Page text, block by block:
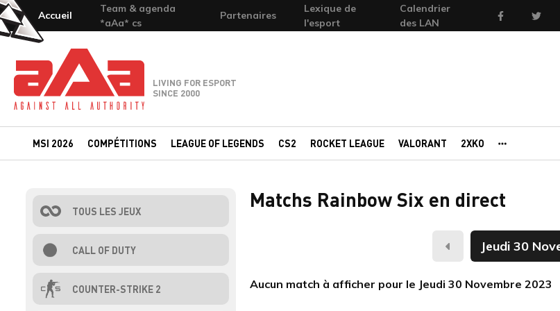
Accueil
Team & agenda
*aAa* cs
Partenaires
Lexique de
l'esport
Calendrier
des LAN
FacebookTwitter
Team-aAa - against All authority
LIVING FOR ESPORT
SINCE 2000
MSI 2026 COMPÉTITIONS LEAGUE OF LEGENDS CS2 ROCKET LEAGUE VALORANT 2XKO
TOUS LES JEUX
CALL OF DUTY
COUNTER-STRIKE 2
Matchs Rainbow Six en direct
Hier
Aucun match à afficher pour le Jeudi 30 Novembre 2023